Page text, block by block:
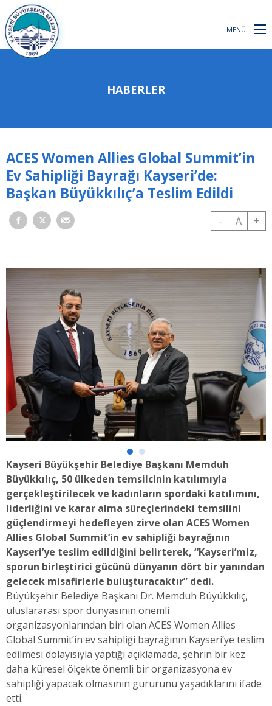
MENÜ
HABERLER
ACES Women Allies Global Summit’in
Ev Sahipliği Bayrağı Kayseri’de:
Başkan Büyükkılıç’a Teslim Edildi
- A +
Kayseri Büyükşehir Belediye Başkanı Memduh
Büyükkılıç, 50 ülkeden temsilcinin katılımıyla
gerçekleştirilecek ve kadınların spordaki katılımını,
liderliğini ve karar alma süreçlerindeki temsilini
güçlendirmeyi hedefleyen zirve olan ACES Women
Allies Global Summit’in ev sahipliği bayrağının
Kayseri’ye teslim edildiğini belirterek, “Kayseri’miz,
sporun birleştirici gücünü dünyanın dört bir yanından
gelecek misafirlerle buluşturacaktır” dedi.
Büyükşehir Belediye Başkanı Dr. Memduh Büyükkılıç,
uluslararası spor dünyasının önemli
organizasyonlarından biri olan ACES Women Allies
Global Summit’in ev sahipliği bayrağının Kayseri’ye teslim
edilmesi dolayısıyla yaptığı açıklamada, şehrin bir kez
daha küresel ölçekte önemli bir organizasyona ev
sahipliği yapacak olmasının gururunu yaşadıklarını ifade
etti.